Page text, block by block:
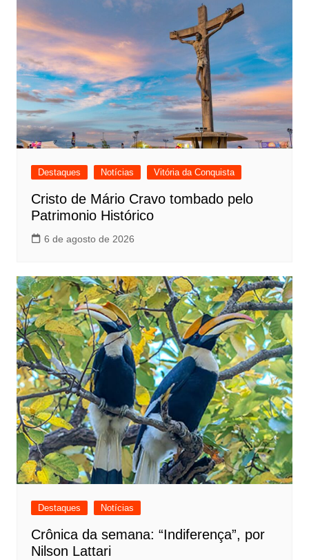
Destaques Notícias Vitória da Conquista
Cristo de Mário Cravo tombado pelo
Patrimonio Histórico
6 de agosto de 2026
Destaques Notícias
Crônica da semana: “Indiferença”, por
Nilson Lattari